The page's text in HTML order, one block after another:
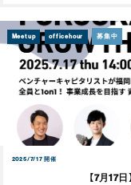
Meetup officehour 募集中
2025/7/17 開催
【7月17